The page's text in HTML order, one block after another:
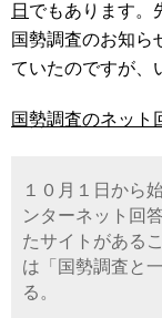
日 でもあります
国勢調査のお知ら
ていたのですが、
国勢調査のネッ
１０月１日から
ンターネット回
たサイトがある
は「国勢調査と
る。